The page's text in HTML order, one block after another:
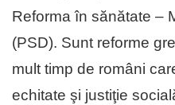
Reforma în sănătate –
(PSD). Sunt reforme
mult timp de români
echitate şi justiţie